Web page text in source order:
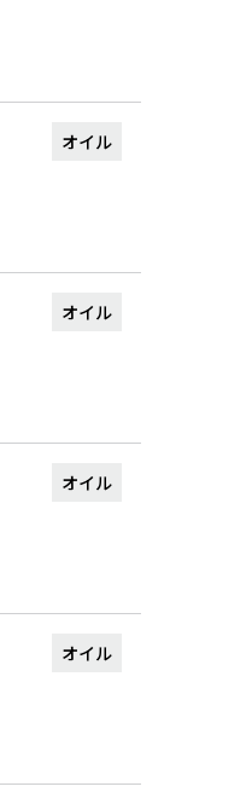
オイル
オイル
オイル
オイル